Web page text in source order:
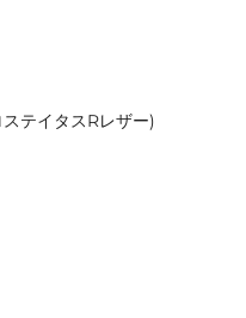
テイタスRレザー)